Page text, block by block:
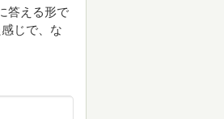
答える形で
じで、な